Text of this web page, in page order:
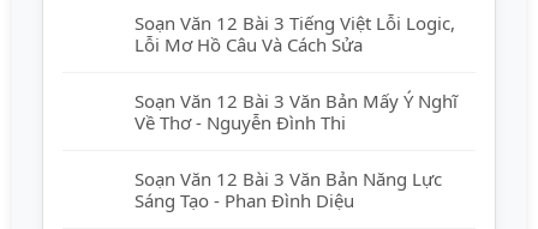
Soạn Văn 12 Bài 3 Tiếng Việt Lỗi Logic,
Lỗi Mơ Hồ Câu Và Cách Sửa
Soạn Văn 12 Bài 3 Văn Bản Mấy Ý Nghĩ
Về Thơ - Nguyễn Đình Thi
Soạn Văn 12 Bài 3 Văn Bản Năng Lực
Sáng Tạo - Phan Đình Diệu